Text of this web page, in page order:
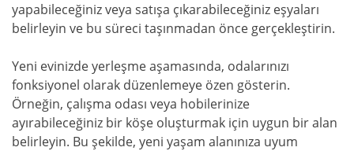
yapabileceğiniz veya satışa çıkarabileceğiniz eşyaları
belirleyin ve bu süreci taşınmadan önce gerçekleştirin.
Yeni evinizde yerleşme aşamasında, odalarınızı
fonksiyonel olarak düzenlemeye özen gösterin.
Örneğin, çalışma odası veya hobilerinize
ayırabileceğiniz bir köşe oluşturmak için uygun bir alan
belirleyin. Bu şekilde, yeni yaşam alanınıza uyum